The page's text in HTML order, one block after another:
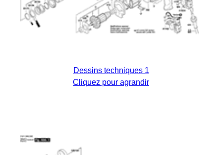
Dessins techniques 1
Cliquez pour agrandir